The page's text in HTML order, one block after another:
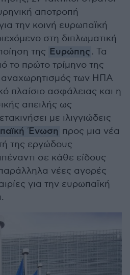
αποτροπή
την κοινή ευρωπαϊκή
στη διπλωματική
της Ευρώπης. Τα
το πρώτο τρίμηνο της
αναχωρητισμός των ΗΠΑ
πλαίσιο ασφάλειας και η
απειλής ως
με ιλιγγιώδεις
Ένωση προς μια νέα
της εργώδους
σε κάθε είδους
νέες αγορές
για την ευρωπαϊκή